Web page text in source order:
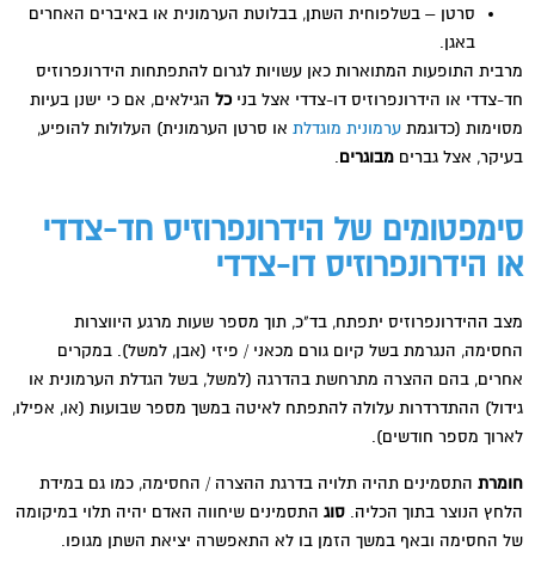
סרטן – בשלפוחית השתן, בבלוטת הערמונית או באיברים האחרים
באגן.
מרבית התופעות המתוארות כאן עשויות לגרום להתפתחות הידרונפרוזיס
חד-צדדי או הידרונפרוזיס דו-צדדי אצל בניכל הגילאים, אם כי ישנן בעיות
מסוימות (כדוגמת ערמונית מוגדלת או סרטן הערמונית) העלולות להופיע,
בעיקר, אצל גברים מבוגרים.
סימפטומים של הידרונפרוזיס חד-צדדי
או הידרונפרוזיס דו-צדדי
מצב ההידרונפרוזיס יתפתח, בד"כ, תוך מספר שעות מרגע היווצרות
החסימה, הנגרמת בשל קיום גורם מכאני / פיזי (אבן, למשל). במקרים
אחרים, בהם ההצרה מתרחשת בהדרגה (למשל, בשל הגדלת הערמונית או
גידול) ההתדרדרות עלולה להתפתח לאיטה במשך מספר שבועות (או, אפילו,
לארוך מספר חודשים).
חומרת התסמינים תהיה תלויה בדרגת ההצרה / החסימה, כמו גם במידת
הלחץ הנוצר בתוך הכליה. סוג התסמינים שיחווה האדם יהיה תלוי במיקומה
של החסימה ובאף במשך הזמן בו לא התאפשרה יציאת השתן מגופו.